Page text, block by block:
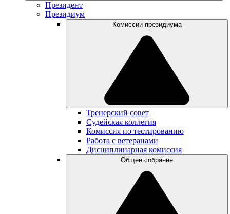
Президент
Президиум
Комиссии президиума
Тренерский совет
Судейская коллегия
Комиссия по тестированию
Работа с ветеранами
Дисциплинарная комиссия
Общее собрание